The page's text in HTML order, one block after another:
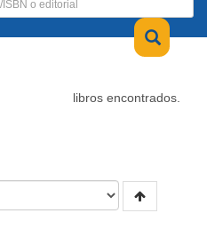
libros encontrados.